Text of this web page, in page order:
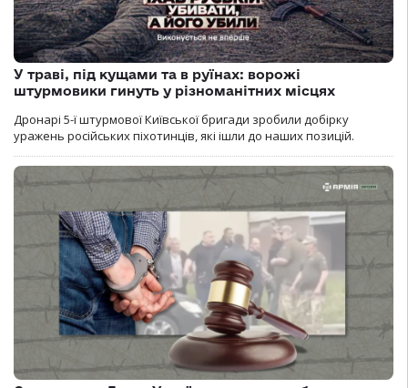
У траві, під кущами та в руїнах: ворожі
штурмовики гинуть у різноманітних місцях
Дронарі 5-ї штурмової Київської бригади зробили добірку
уражень російських піхотинців, які ішли до наших позицій.